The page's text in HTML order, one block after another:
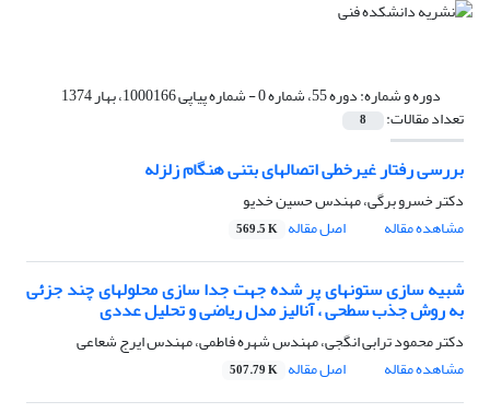
دوره و شماره:دوره 55، شماره 0 - شماره پیاپی 1000166، بهار 1374
تعداد مقالات: 8
بررسی رفتار غیرخطی اتصالهای بتنی هنگام زلزله
دکتر خسرو برگی، مهندس حسین خدیو
مشاهده مقاله
اصل مقاله 569.5 K
شبیه سازی ستونهای پر شده جهت جدا سازی محلولهای چند جزئی
به روش جذب سطحی ، آنالیز مدل ریاضی و تحلیل عددی
دکتر محمود ترابی انگجی، مهندس شهره فاطمی، مهندس ایرج شعاعی
مشاهده مقاله
اصل مقاله 507.79 K